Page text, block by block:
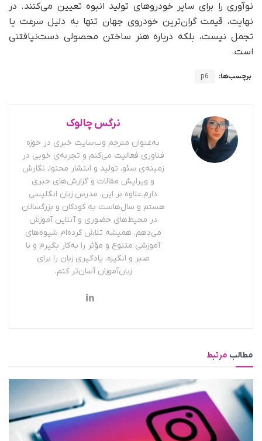
نوآوری را برای سایر خودروهای تولید انبوه تعیین می‌کنند. در
نهایت، قیمت گران‌ترین خودروی جهان تنها به دلیل سرعت یا
تجمل نیست، بلکه درباره هنر ساختن محصولی دست‌نیافتنی
است.
برچسب‌ها: p6
نرگس چالوک
به‌عنوان مترجم وب‌سایت خبری در حوزه
فناوری فعالیت می‌کنم و تجربه‌ی خوبی در
زمینه‌ی سئو، تولید و انتشار محتوا، نگارش
و ویرایش مقالات و گزارش‌های خبری
دارم.علاوه بر این، مدرس زبان انگلیسی
هستم و سال‌هاست به کودکان و بزرگسالان
در محیط‌های حضوری و آنلاین آموزش
می‌دهم. همیشه تلاش کرده‌ام شیوه‌های
آموزشی متنوع و مؤثر را به‌کار بگیرم و با
صبر و انگیزه، یادگیری زبان را برای
زبان‌آموزان آسان‌تر کنم.
مطالب مرتبط